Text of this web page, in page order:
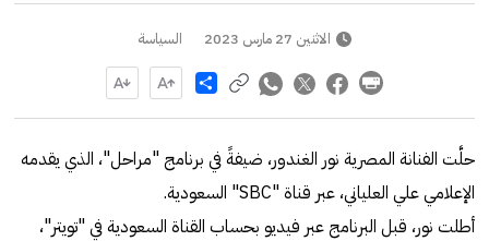
الاثنين 27 مارس 2023 السياسة
Share
حلَّت الفنانة المصرية نور الغندور، ضيفةً في برنامج "مراحل"، الذي يقدمه
الإعلامي علي العلياني، عبر قناة "SBC" السعودية.
أطلت نور، قبل البرنامج عبر فيديو بحساب القناة السعودية في "تويتر"،